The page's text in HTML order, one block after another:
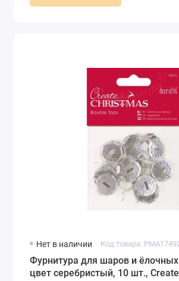
Нет в наличии Код товара:
Фурнитура для шаров и
цвет серебристый, 10 шт.,